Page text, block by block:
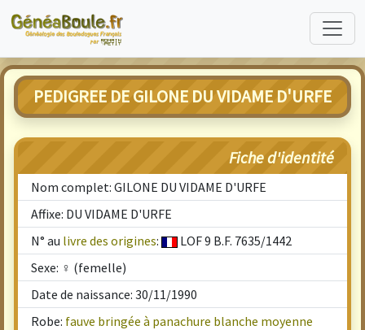
PEDIGREE DE GILONE DU VIDAME D'URFE
Fiche d'identité
Nom complet: GILONE DU VIDAME D'URFE
Affixe: DU VIDAME D'URFE
N° au livre des origines:
LOF 9 B.F. 7635/1442
Sexe: ♀ (femelle)
Date de naissance: 30/11/1990
Robe: fauve bringée à panachure blanche moyenne